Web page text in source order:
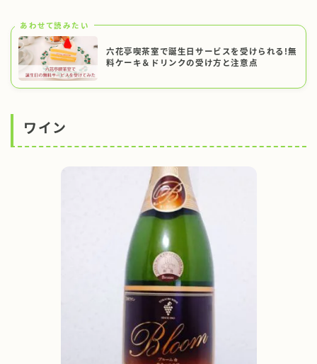
あわせて読みたい
六花亭喫茶室で誕生日サービスを受けられる!無
料ケーキ＆ドリンクの受け方と注意点
ワイン